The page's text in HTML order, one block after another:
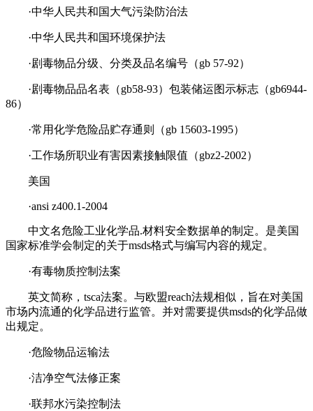
·中华人民共和国大气污染防治法
·中华人民共和国环境保护法
·剧毒物品分级、分类及品名编号（gb 57-92）
·剧毒物品品名表（gb58-93）包装储运图示标志（gb6944-
86）
·常用化学危险品贮存通则（gb 15603-1995）
·工作场所职业有害因素接触限值（gbz2-2002）
美国
·ansi z400.1-2004
中文名危险工业化学品.材料安全数据单的制定。是美国
国家标准学会制定的关于msds格式与编写内容的规定。
·有毒物质控制法案
英文简称，tsca法案。与欧盟reach法规相似，旨在对美国
市场内流通的化学品进行监管。并对需要提供msds的化学品做
出规定。
·危险物品运输法
·洁净空气法修正案
·联邦水污染控制法